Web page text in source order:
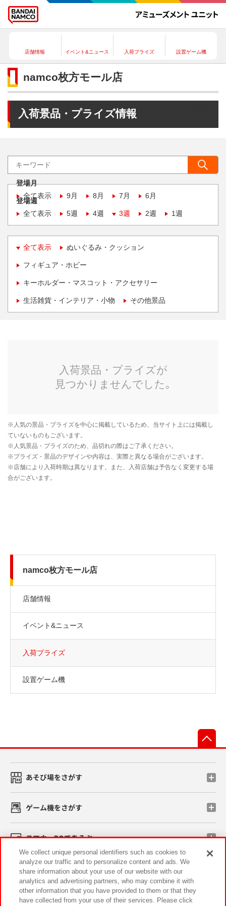
店舗情報 イベント&ニュース 入荷プライズ 設置ゲーム機
namco枚方モール店
入荷景品・プライズ情報
登場月
全て表示
9月 8月 7月 6月
登場週
全て表示
5週 4週 3週 2週 1週
全て表示 ぬいぐるみ・クッション
フィギュア・ホビー
キーホルダー・マスコット・アクセサリー
生活雑貨・インテリア・小物 その他景品
namco枚方モール店
店舗情報
イベント&ニュース
入荷プライズ
設置ゲーム機
あそび場をさがす
ゲーム機をさがす
スマホ・PCであそぶ
イベント・キャンペーン
We collect unique personal identifiers such as cookies to
analyze our traffic and to personalize content and ads. We
share information about your use of our website with our
analytics and advertising partners, who may combine it with
other information that you have provided to them or that they
have collected from your use of their services. Please click